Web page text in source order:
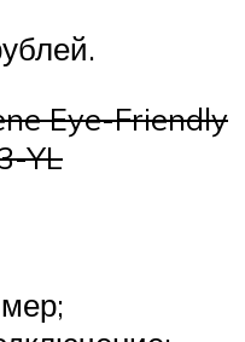
Eye-Friendly
YL